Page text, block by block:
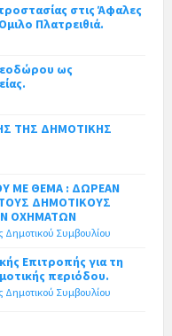
στις Άφαλες
Πλατρειθιά.
ως
ΤΗΣ ΔΗΜΟΤΙΚΗΣ
ΜΕ ΘΕΜΑ : ΔΩΡΕΑΝ
ΔΗΜΟΤΙΚΟΥΣ
ΟΧΗΜΑΤΩΝ
Δημοτικού Συμβουλίου
Επιτροπής για τη
περιόδου.
Δημοτικού Συμβουλίου